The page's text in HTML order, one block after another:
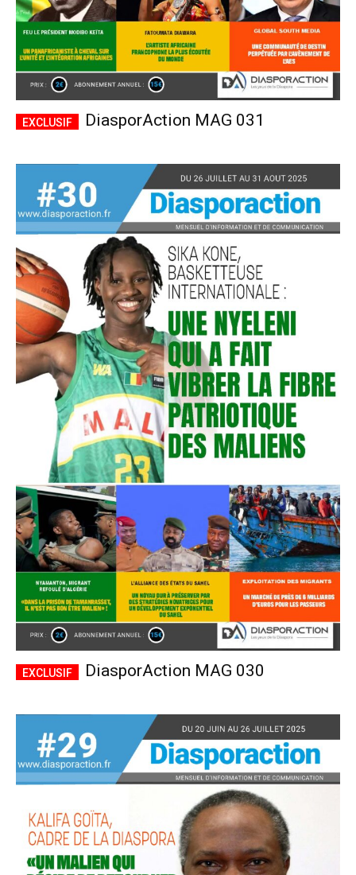
DiasporAction MAG 031
DiasporAction MAG 030